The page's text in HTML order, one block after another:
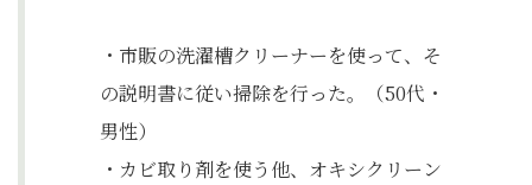
・市販の洗濯槽クリーナーを使って、そ
の説明書に従い掃除を行った。（50代・
男性）
・カビ取り剤を使う他、オキシクリーン